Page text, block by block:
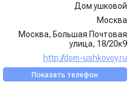
Дом ушковой
Москва
Москва, Большая Почтовая
улица, 18/20к9
http://dom-ushkovoy.ru
Показать телефон